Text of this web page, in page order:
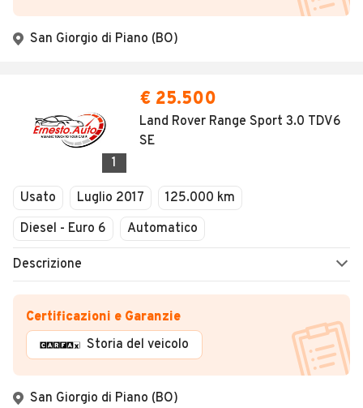
San Giorgio di Piano (BO)
1
€ 25.500
Land Rover Range Sport 3.0 TDV6
SE
Usato Luglio 2017
125.000 km
Diesel - Euro 6
Automatico
Descrizione
Certificazioni e Garanzie
Storia del veicolo
San Giorgio di Piano (BO)